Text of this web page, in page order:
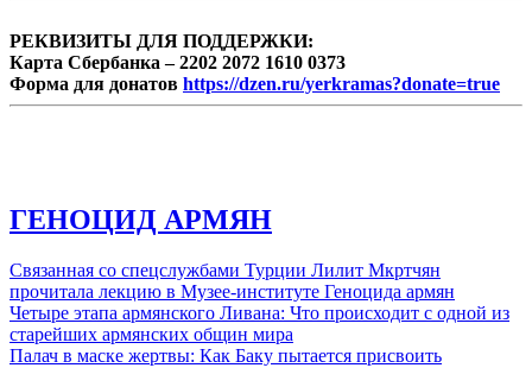
РЕКВИЗИТЫ ДЛЯ ПОДДЕРЖКИ:
Карта Сбербанка – 2202 2072 1610 0373
Форма для донатов https://dzen.ru/yerkramas?donate=true
ГЕНОЦИД АРМЯН
Связанная со спецслужбами Турции Лилит Мкртчян
прочитала лекцию в Музее-институте Геноцида армян
Четыре этапа армянского Ливана: Что происходит с одной из
старейших армянских общин мира
Палач в маске жертвы: Как Баку пытается присвоить